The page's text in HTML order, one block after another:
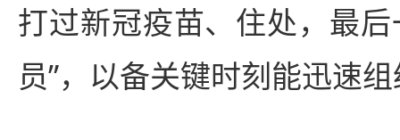
打过新冠疫苗、住处，最
员”，以备关键时刻能迅速